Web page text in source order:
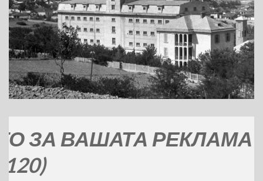
ВАШАТА РЕКЛАМА